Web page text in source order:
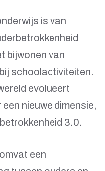
is van
bijwonen van
schoolactiviteiten.
evolueert
nieuwe dimensie,
3.0.
een